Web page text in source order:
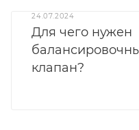
24.07.2024
Для чего нужен
клапан?